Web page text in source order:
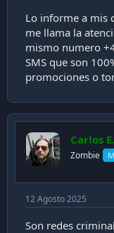
Lo informe a mis
me llama la
mismo numero
SMS que son
promociones o
Carlos
Zombie
12 Agosto 2025
Son redes